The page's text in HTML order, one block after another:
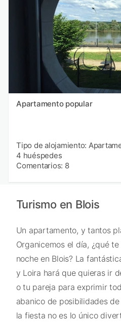
Apartamento popular
Tipo de alojamiento:
4 huéspedes
Comentarios: 8
Turismo en Blois
Un apartamento, y tantos
Organicemos el día, ¿qué
noche en Blois? La
y Loira hará que quieras ir
o tu pareja para exprimir
abanico de posibilidades
la fiesta no es lo único